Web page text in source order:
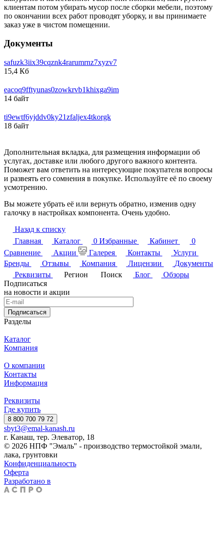
клиентам потом убирать мусор после сборки мебели, поэтому
по окончании всех работ проводят уборку, и вы принимаете
заказ уже в чистом помещении.
Документы
safuzk3iix39cqznk4rarumrnz7xyzv7
15,4 Кб
eacoq9fftyunas0zowkrvb1khixga9im
14 байт
ti9ewtf6yjddv0ky21zfaljex4tkorgk
18 байт
Дополнительная вкладка, для размещения информации об
услугах, доставке или любого другого важного контента.
Поможет вам ответить на интересующие покупателя вопросы
и развеять его сомнения в покупке. Используйте её по своему
усмотрению.
Вы можете убрать её или вернуть обратно, изменив одну
галочку в настройках компонента. Очень удобно.
Назад к списку
Главная
Каталог 0 Избранные Кабинет
0
Сравнение
Акции Галерея Контакты
Услуги
Бренды
Отзывы Компания Лицензии
Документы
Реквизиты
Регион Поиск Блог
Обзоры
Подписаться
на новости и акции
Подписаться
Разделы
Каталог
Компания
О компании
Контакты
Информация
Реквизиты
Где купить
8 800 700 79 72
sbyt3@emal-kanash.ru
г. Канаш, тер. Элеватор, 18
© 2026 НПФ "Эмаль" - производство термостойкой эмали,
лака, грунтовки
Конфиденциальность
Оферта
Разработано в